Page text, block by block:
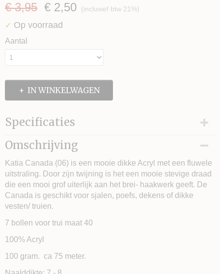
€ 3,95 € 2,50 (inclusief btw 21%)
✓ Op voorraad
Aantal
IN WINKELWAGEN
Specificaties
Looplengte
Stekenverhouding (10x10 cm)
Omschrijving
Katia Canada (06) is een mooie dikke Acryl met een fluwele
uitstraling. Door zijn twijning is het een mooie stevige draad
die een mooi grof uiterlijk aan het brei- haakwerk geeft. De
Canada is geschikt voor sjalen, poefs, dekens of dikke
vesten/ truien.
7 bollen voor trui maat 40
100% Acryl
100 gram. ca 75 meter.